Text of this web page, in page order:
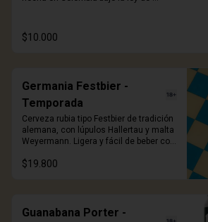
malteada Wewyermann. De facil
tomabilidad, fresca y exquisita.
$10.000
Germania Festbier -
Temporada
Cerveza rubia tipo Festbier de tradición
alemana, con lúpulos Hallertau y malta
Weyermann. Ligera y fácil de beber con
notas a buen pan. A/V 6.0%, IBU 22,
$19.800
Guanabana Porter -